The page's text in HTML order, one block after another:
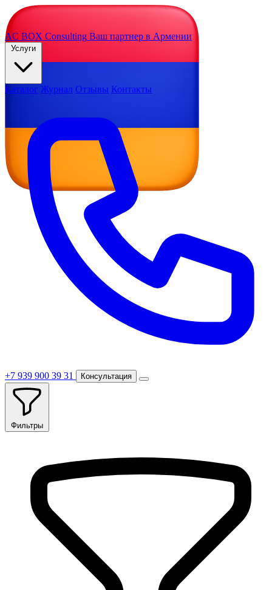
AC BOX Consulting Ваш партнер в Армении
Услуги
Каталог Журнал Отзывы Контакты
+7 939 900 39 31 Консультация
Фильтры